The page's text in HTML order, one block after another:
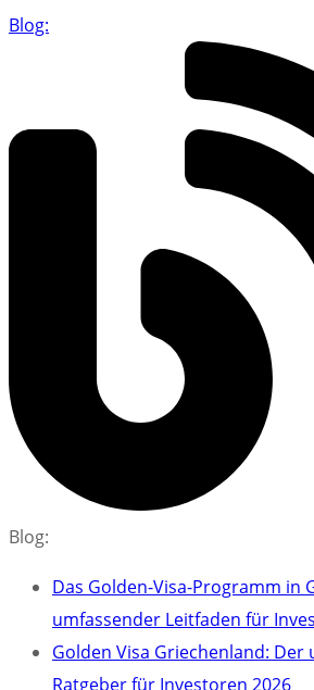
Blog:
Blog:
Das Golden-Visa-Programm in
umfassender Leitfaden für
Golden Visa Griechenland: Der
Ratgeber für Investoren 2026